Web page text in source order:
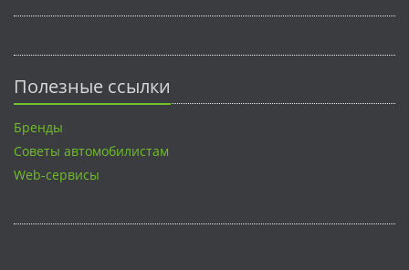
Полезные ссылки
Бренды
Советы автомобилистам
Web-сервисы